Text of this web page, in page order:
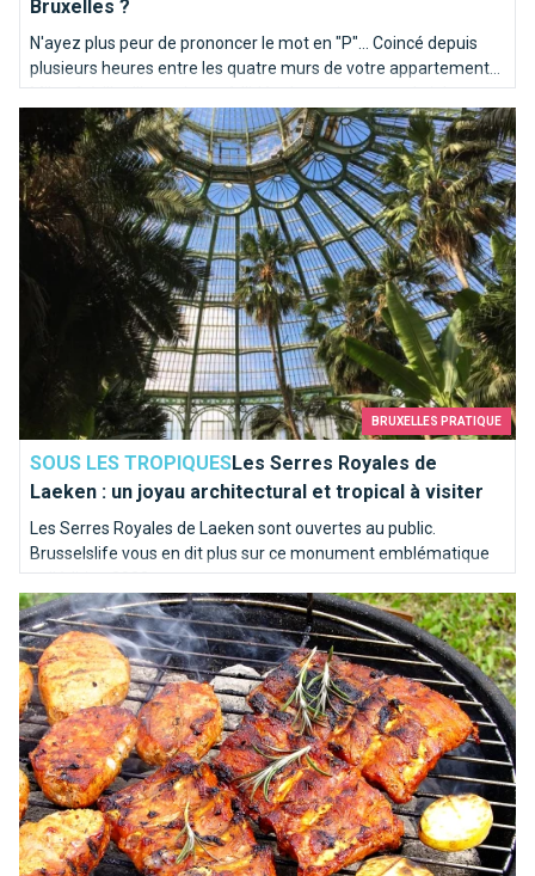
Bruxelles ?
N'ayez plus peur de prononcer le mot en "P"... Coincé depuis
plusieurs heures entre les quatre murs de votre appartement...
Milou frétille d’impatience à l’idée de sortir au grand air !
BRUXELLES PRATIQUE
SOUS LES TROPIQUESLes Serres Royales de
Laeken : un joyau architectural et tropical à visiter
Les Serres Royales de Laeken sont ouvertes au public.
Brusselslife vous en dit plus sur ce monument emblématique
et l’édition 2022.
Les Serres Royales de Laeken : un joyau architectural et
Faire un barbecue à Bruxelles : où et dans quelles conditions